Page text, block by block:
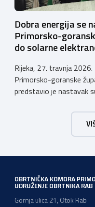
Dobra energija se
Primorsko-
do solarne
Rijeka, 27. travnja
Primorsko-goranske
predstavio je nastavak
Primorsko-goranske
nabavi opreme
brojne pogodnosti koje
OBRTNIČKA KOMORA
UDRUŽENJE OBRTNIKA RAB
Gornja ulica 21, Otok Rab